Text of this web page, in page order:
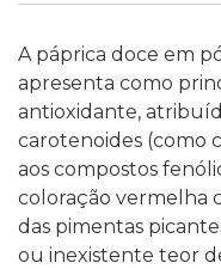
A páprica doce em
apresenta como
antioxidante,
carotenoides (como
aos compostos
coloração vermelha
das pimentas
ou inexistente teor